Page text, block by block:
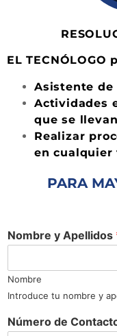
EL
Asistente de
Actividades
que se
Realizar
en cualquier
PARA
Nombre y Apellidos
Nombre
Introduce tu nombre y
*
N
Número de